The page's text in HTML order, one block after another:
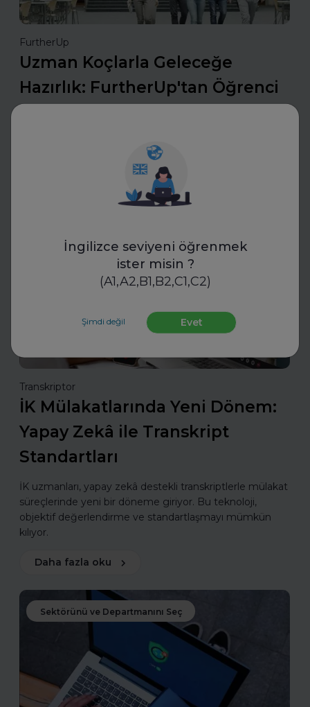
İngilizce seviyeni öğrenmek
ister misin ?
(A1,A2,B1,B2,C1,C2)
Şimdi değil Evet
FurtherUp
Uzman Koçlarla Geleceğe
Hazırlık: FurtherUp'tan Öğrenci
Uzman koçlarla geleceğe hazırlanın. FurtherUp’ın
öğrenci ve kariyer koçluğu ile hedeflerinizi netleştirin,
kariyer yolculuğunuzda güçlü adımlar atın.
Mülakatlara Hazırlan
Transkriptor
İK Mülakatlarında Yeni Dönem:
Yapay Zekâ ile Transkript
Standartları
İK uzmanları, yapay zekâ destekli transkriptlerle mülakat
süreçlerinde yeni bir döneme giriyor. Bu teknoloji,
objektif değerlendirme ve standartlaşmayı mümkün
kılıyor.
Daha fazla oku
Sektörünü ve Departmanını Seç